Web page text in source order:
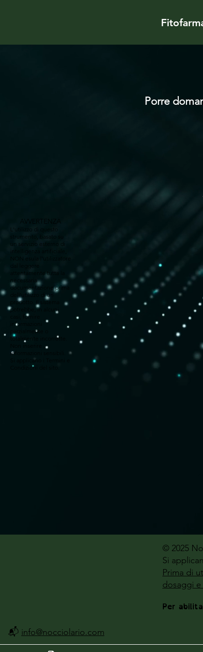
Porre
AVVERTENZA
strumento, basato su
un servizio esterno di
intelligenza artificiale,
attentamente tutta la
necessaria
documentazione prima
dell'utilizzo di un
prodotto. Il sistema
potrebbe, in alcuni
casi, fornire
informazioni
parzialmente o
totalmente incorrette.
informazioni sensibili.
Si applicano i Termini e
Condizioni del sito.
© 2025
Si
Prima di
dosaggi
Per
📬 info@nocciolario.com